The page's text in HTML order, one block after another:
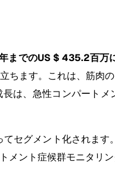
でのUS $ 435.2百万
ちます。これは、筋肉
は、急性コンパート
セグメント化されま
ント症候群モニタリ